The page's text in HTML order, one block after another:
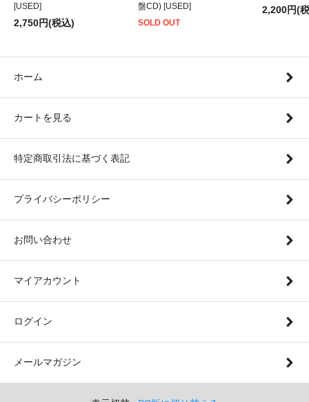
[USED]
2,750円(税込)
盤CD) [USED]
SOLD OUT
2,200円(
ホーム
カートを見る
特定商取引法に基づく表記
プライバシーポリシー
お問い合わせ
マイアカウント
ログイン
メールマガジン